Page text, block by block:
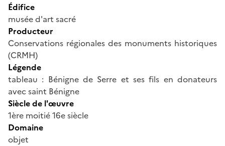
Édifice
musée d'art sacré
Producteur
Conservations régionales des monuments historiques
(CRMH)
Légende
tableau : Bénigne de Serre et ses fils en donateurs
avec saint Bénigne
Siècle de l'œuvre
1ère moitié 16e siècle
Domaine
objet